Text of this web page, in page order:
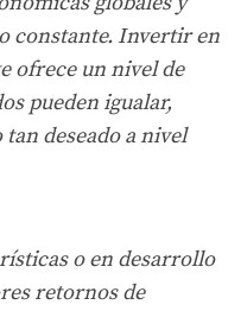
constante. Invertir en
ofrece un nivel de
pueden igualar,
deseado a nivel
o en desarrollo
retornos de